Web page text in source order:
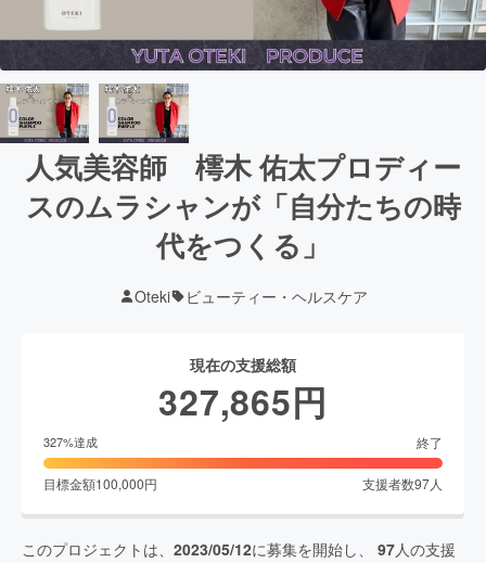
人気美容師 樗木 佑太プロディー
スのムラシャンが「自分たちの時
代をつくる」
Oteki ビューティー・ヘルスケア
現在の支援総額
327,865円
327%達成 終了
目標金額100,000円 支援者数97人
このプロジェクトは、 2023/05/12に募集を開始し、 97人の支援